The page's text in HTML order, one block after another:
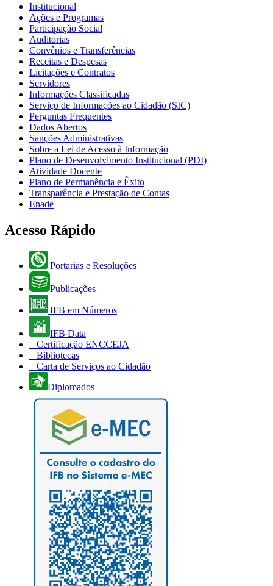
Institucional
Ações e Programas
Participação Social
Auditorias
Convênios e Transferências
Receitas e Despesas
Licitações e Contratos
Servidores
Informações Classificadas
Serviço de Informações ao Cidadão (SIC)
Perguntas Frequentes
Dados Abertos
Sanções Administrativas
Sobre a Lei de Acesso à Informação
Plano de Desenvolvimento Institucional (PDI)
Atividade Docente
Plano de Permanência e Êxito
Transparência e Prestação de Contas
Enade
Acesso Rápido
Portarias e Resoluções
Publicações
IFB em Números
IFB Data
Certificação ENCCEJA
Bibliotecas
Carta de Serviços ao Cidadão
Diplomados